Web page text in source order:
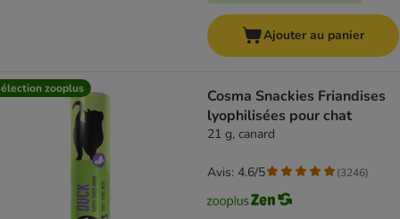
Ajouter au panier
zooplus
Cosma Snackies Friandises
lyophilisées pour chat
21 g, canard
Avis: 4.6/5 (3246)